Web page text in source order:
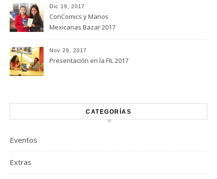
Dic 19, 2017
ConComics y Manos
Mexicanas Bazar 2017
Nov 29, 2017
Presentación en la FIL 2017
CATEGORÍAS
Eventos
Extras